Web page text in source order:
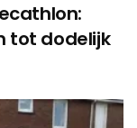
tot dodelijk